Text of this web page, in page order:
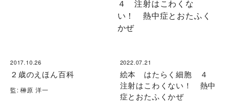
2017.10.26
２歳のえほん百科
監: 榊原 洋一
2022.07.21
絵本 はたらく細胞 ４
注射はこわくない！ 熱中
症とおたふくかぜ